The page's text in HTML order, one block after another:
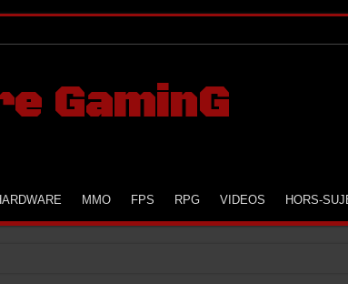
GaminG
MMO FPS RPG VIDEOS HORS-